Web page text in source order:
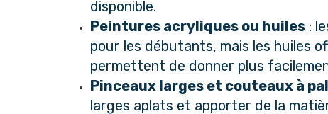
disponible.
Peintures acryliques ou huiles :
pour les débutants, mais les huiles
permettent de donner plus
Pinceaux larges et couteaux à
larges aplats et apporter de la